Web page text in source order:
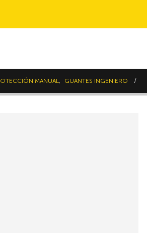
MANUAL, GUANTES INGENIERO